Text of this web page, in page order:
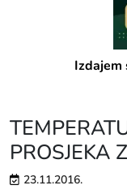
Izdajem
PROSJEKA
23.11.2016.